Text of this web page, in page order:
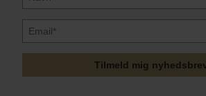
Tilmeld mig